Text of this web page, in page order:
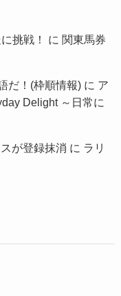
挑戦！ に 関東馬券
だ！(枠順情報)に ア
Delight ～日常に
が登録抹消 に ラリ